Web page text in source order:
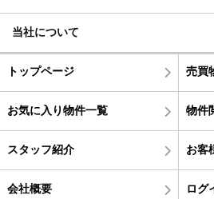
当社について
トップページ 売買
お気に入り物件一覧 物件
スタッフ紹介 お客
会社概要 ログ